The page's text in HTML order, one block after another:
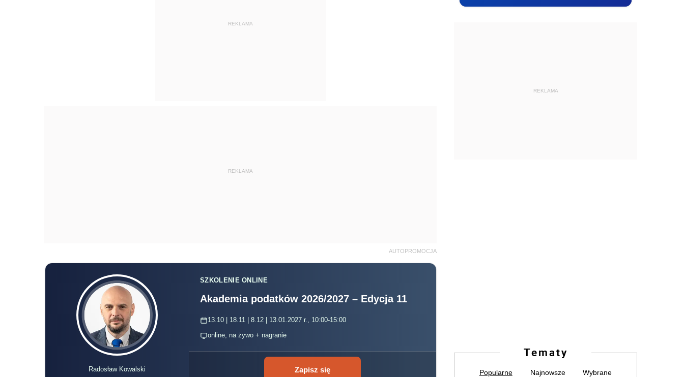
REKLAMA
REKLAMA
AUTOPROMOCJA
Radosław Kowalski
SZKOLENIE ONLINE
Akademia podatków 2026/2027 – Edycja 11
13.10 | 18.11 | 8.12 | 13.01.2027 r., 10:00-15:00
online, na żywo + nagranie
Zapisz się
REKLAMA
Tematy
Popularne Najnowsze Wybrane